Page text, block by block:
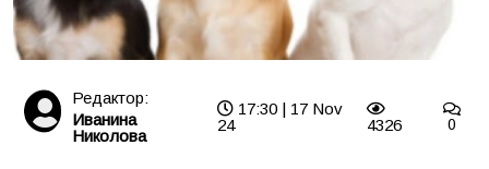
Редактор:
Иванина
Николова
17:30 | 17 Nov
24
4326 0